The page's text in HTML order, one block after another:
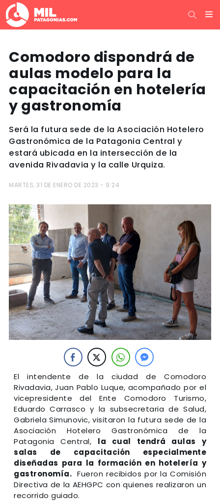
Comodoro dispondrá de
aulas modelo para la
capacitación en hotelería
y gastronomía
Será la futura sede de la Asociación Hotelero
Gastronómica de la Patagonia Central y
estará ubicada en la intersección de la
avenida Rivadavia y la calle Urquiza.
MARTES, 31 DE ENERO DE 2023 - 9:24
El intendente de la ciudad de Comodoro
Rivadavia, Juan Pablo Luque, acompañado por el
vicepresidente del Ente Comodoro Turismo,
Eduardo Carrasco y la subsecretaria de Salud,
Gabriela Simunovic, visitaron la futura sede de la
Asociación Hotelero Gastronómica de la
Patagonia Central, la cual tendrá aulas y
salas de capacitación especialmente
diseñadas para la formación en hotelería y
gastronomía. Fueron recibidos por la Comisión
Directiva de la AEHGPC con quienes realizaron un
recorrido guiado.